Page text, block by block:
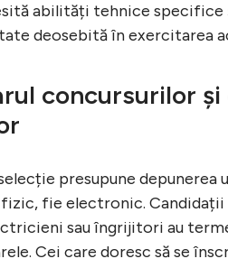
abilități tehnice specifice
deosebită în exercitarea
concursurilor
presupune
fie electronic.
sau îngrijitori au
Cei care doresc să se